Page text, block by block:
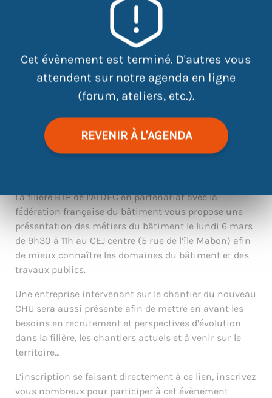
Cet évènement est terminé. D'autres vous
attendent sur notre agenda en ligne
(forum, ateliers, etc.).
REVENIR À L'AGENDA
Leaflet |© OpenStreetMap contributors
La filière BTP de l’ATDEC en partenariat avec la
fédération française du bâtiment vous propose une
présentation des métiers du bâtiment le lundi 6 mars
de 9h30 à 11h au CEJ centre (5 rue de l’île Mabon) afin
de mieux connaître les domaines du bâtiment et des
travaux publics.
Une entreprise intervenant sur le chantier du nouveau
CHU sera aussi présente afin de mettre en avant les
besoins en recrutement et perspectives d’évolution
dans la filière, les chantiers actuels et à venir sur le
territoire…
L’inscription se faisant directement à ce lien, inscrivez
vous nombreux pour participer à cet évènement